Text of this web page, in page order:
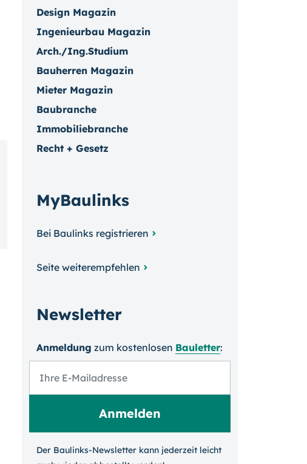
Design Magazin
Ingenieurbau Magazin
Arch./Ing.Studium
Bauherren Magazin
Mieter Magazin
Baubranche
Immobiliebranche
Recht + Gesetz
MyBaulinks
Bei Baulinks registrieren
Seite weiterempfehlen
Newsletter
Anmeldung zum kosten­losen Bauletter:
Der Baulinks-Newsletter kann jeder­zeit leicht